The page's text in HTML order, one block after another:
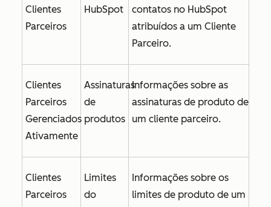
Clientes
Parceiros
HubSpot
contatos no HubSpot
atribuídos a um Cliente
Parceiro.
Clientes
Parceiros
Gerenciados
Ativamente
Assinaturas
de
produtos
Informações sobre as
assinaturas de produto de
um cliente parceiro.
Clientes
Parceiros
Limites
do
Informações sobre os
limites de produto de um